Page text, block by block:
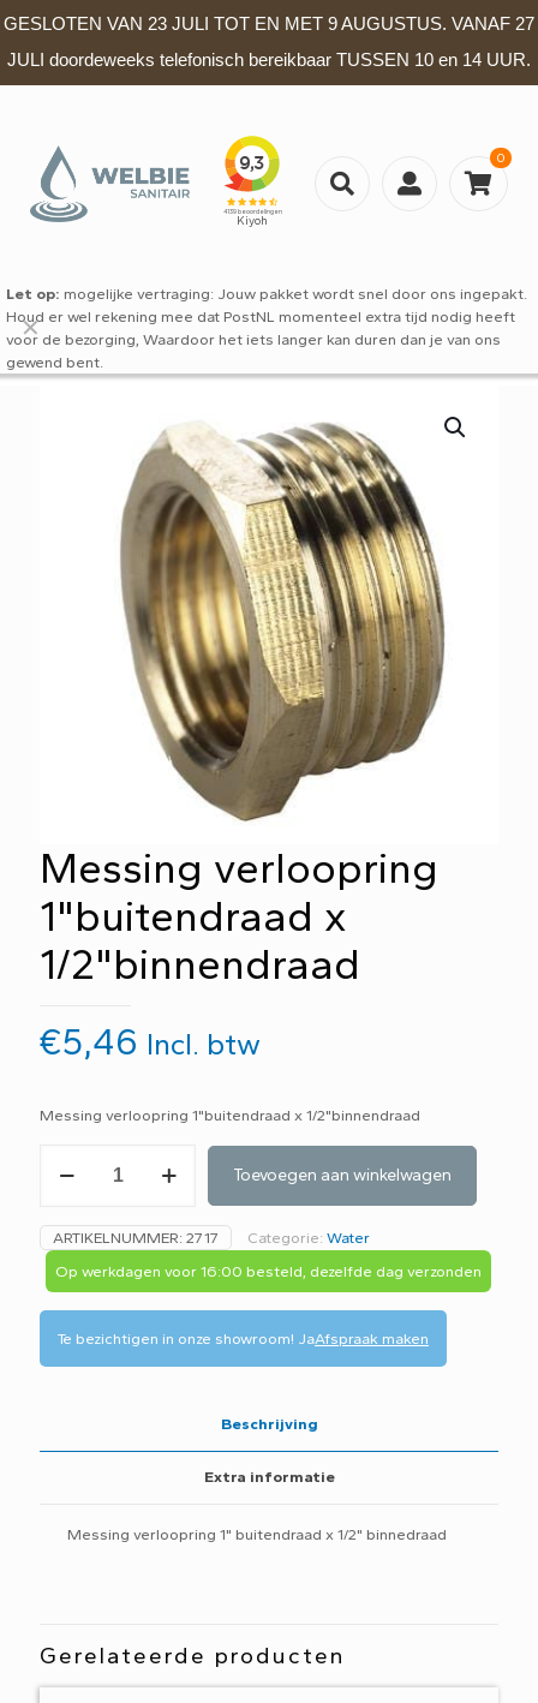
GESLOTEN VAN 23 JULI TOT EN MET 9 AUGUSTUS. VANAF 27
JULI doordeweeks telefonisch bereikbaar TUSSEN 10 en 14 UUR.
0
Let op: mogelijke vertraging: Jouw pakket wordt snel door ons ingepakt.
Houd er wel rekening mee dat PostNL momenteel extra tijd nodig heeft
voor de bezorging, Waardoor het iets langer kan duren dan je van ons
gewend bent.
✕
Messing verloopring
1"buitendraad x
1/2"binnendraad
€5,46 Incl. btw
Messing verloopring 1"buitendraad x 1/2"binnendraad
verloopring
x
1/2"binnendraad
aantal
Toevoegen aan winkelwagen
ARTIKELNUMMER: 2717 Categorie: Water
Op werkdagen voor 16:00 besteld, dezelfde dag verzonden
Te bezichtigen in onze showroom! JaAfspraak maken
Beschrijving
Extra informatie
Messing verloopring 1" buitendraad x 1/2" binnedraad
Gerelateerde producten